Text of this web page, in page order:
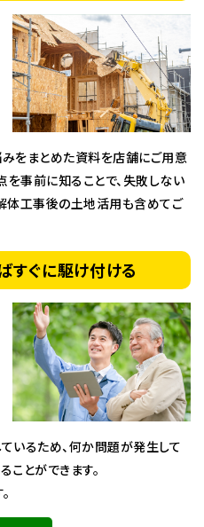
をまとめた資料を店舗にご用意
を事前に知ることで、失敗しない
体工事後の土地活用も含めてご
すぐに駆け付ける
いるため、何か問題が発生して
ことができます。